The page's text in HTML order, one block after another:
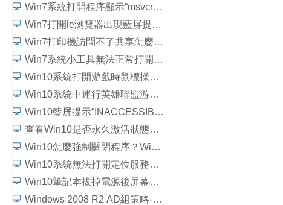
Win7系統打開程序顯示“msvcrtd.dll丟失無法啟動程序”怎麼解決
Win7打開ie浏覽器出現藍屏提示“錯誤代碼c0000145”如何解決？
Win7打印機訪問不了共享怎麼辦？
Win7系統小工具無法正常打開如何解決？
Win10系統打開游戲時鼠標操作延遲了怎麼解決？
Win10系統中運行英雄聯盟游戲崩潰、閃退問題怎麼解決？
Win10藍屏提示“INACCESSIBLE_BOOT_DEVICE”怎麼處理？
查看Win10是否永久激活狀態的方法
Win10怎麼強制關閉程序？Win10強行關閉電腦程序的方法
Win10系統無法打開定位服務怎麼辦？
Win10筆記本拔掉電源後屏幕變暗如何解決？
Windows 2008 R2 AD組策略-統一域用戶桌面背景詳細圖文教程